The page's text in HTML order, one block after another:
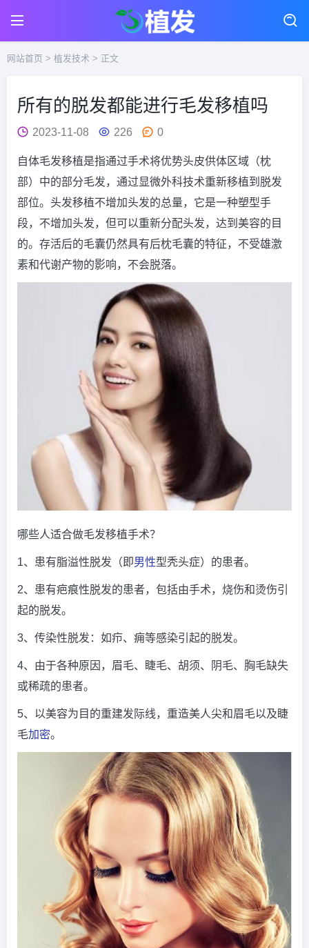
网站首页 > 植发技术 > 正文
所有的脱发都能进行毛发移植吗
2023-11-08 226 0
自体毛发移植是指通过手术将优势头皮供体区域（枕
部）中的部分毛发，通过显微外科技术重新移植到脱发
部位。头发移植不增加头发的总量，它是一种塑型手
段，不增加头发，但可以重新分配头发，达到美容的目
的。存活后的毛囊仍然具有后枕毛囊的特征，不受雄激
素和代谢产物的影响，不会脱落。
哪些人适合做毛发移植手术？
1、患有脂溢性脱发（即男性型秃头症）的患者。
2、患有疤痕性脱发的患者，包括由手术，烧伤和烫伤引
起的脱发。
3、传染性脱发：如疖、痈等感染引起的脱发。
4、由于各种原因，眉毛、睫毛、胡须、阴毛、胸毛缺失
或稀疏的患者。
5、以美容为目的重建发际线，重造美人尖和眉毛以及睫
毛加密。